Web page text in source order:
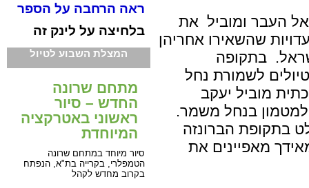
העבר ומוביל את
שהשאירו אחריהן
בתקופה
לשמורת נחל
מוביל יעקב
בנחל משמר.
בתקופת הברונזה
מאפיינים את
ראה הרחבה על הספר
בלחיצה על לינק זה
המצלת השבוע לטיול
מתחם שרונה
החדש – סיור
ראשוני באטרקציה
המיוחדת
סיור מיוחד במתחם שרונה
הטמפלרי, בקרייה בת"א, הנפתח
בקרוב מחדש לקהל